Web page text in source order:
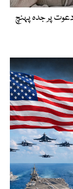
پر جدہ پہنچ